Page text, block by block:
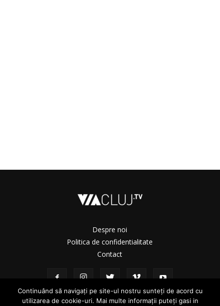
Despre noi
Politica de confidentialitate
Contact
Continuând să navigați pe site-ul nostru sunteți de acord cu
utilizarea de cookie-uri. Mai multe informații puteți gasi in